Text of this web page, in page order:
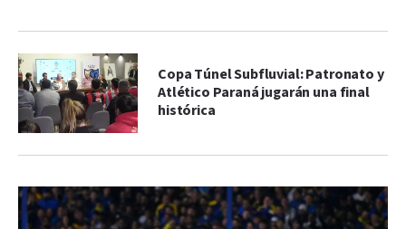
Copa Túnel Subfluvial: Patronato y
Atlético Paraná jugarán una final
histórica